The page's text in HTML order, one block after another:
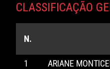
CLASSIFICAÇÃO
N.
1 ARIANE